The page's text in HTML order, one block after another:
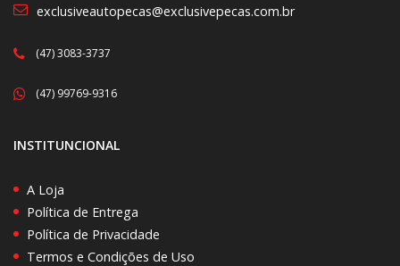
exclusiveautopecas@exclusivepecas.com.br
(47) 3083-3737
(47) 99769-9316
INSTITUNCIONAL
A Loja
Política de Entrega
Política de Privacidade
Termos e Condições de Uso